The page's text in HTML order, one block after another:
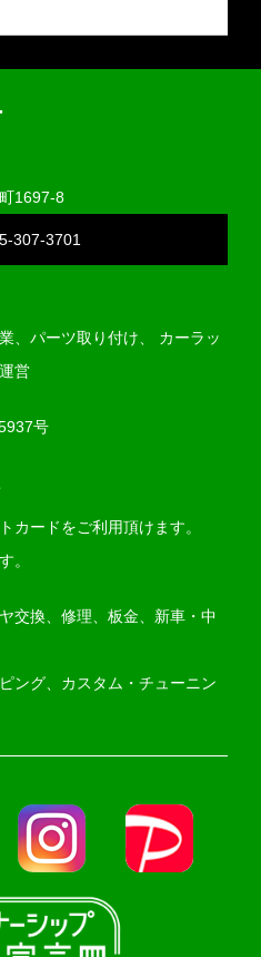
1697-8
307-3701
、パーツ取り付け、
カーラッ
営
号
カードをご利用頂けます。
。
交換、修理、板金、新車・中
ング、カスタム・チューニン